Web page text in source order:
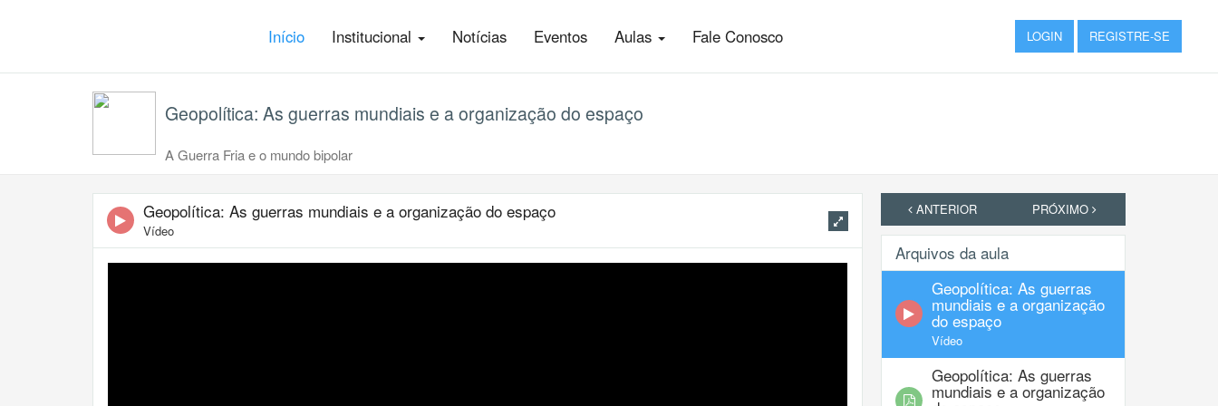
Início Institucional Notícias Eventos Aulas Fale Conosco LOGIN REGISTRE-SE
Geopolítica: As guerras mundiais e a organização do espaço
A Guerra Fria e o mundo bipolar
Geopolítica: As guerras mundiais e a organização do espaço
Vídeo
ANTERIOR PRÓXIMO
Arquivos da aula
Geopolítica: As guerras
mundiais e a organização
do espaço
Vídeo
Geopolítica: As guerras
mundiais e a organização